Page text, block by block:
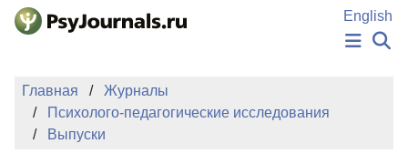
Перейти к основному содержанию
English
НОВОСТИ
Главная
Журналы
Психолого-педагогические исследования
Выпуски